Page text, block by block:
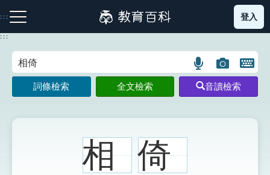
到
主
:::
注音索引圖示 筆畫索引圖示 部首索引表圖示
登入
:::
語
言
搜
圖
片
搜
開
鍵
圖
詞條檢索 全文檢索 音讀檢索
相 倚